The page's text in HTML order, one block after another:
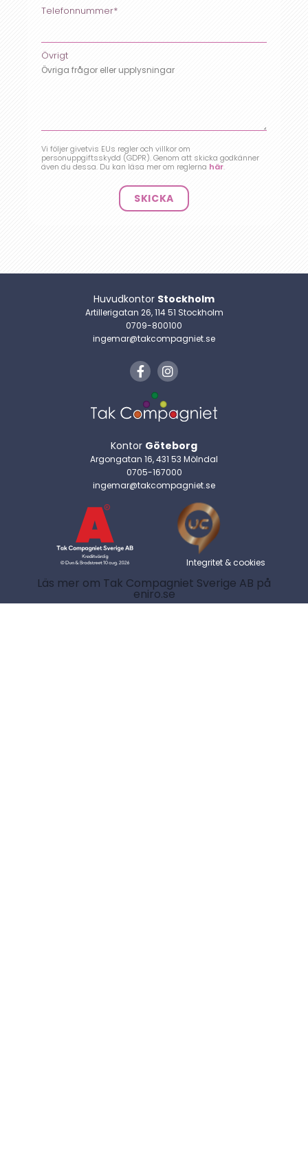
Telefonnummer*
Övrigt
Vi följer givetvis EUs regler och villkor om
personuppgiftsskydd (GDPR). Genom att skicka godkänner
även du dessa. Du kan läsa mer om reglerna här.
Huvudkontor Stockholm
Artillerigatan 26, 114 51 Stockholm
0709-800100
ingemar@takcompagniet.se
Kontor Göteborg
Argongatan 16, 431 53 Mölndal
0705-167000
ingemar@takcompagniet.se
Integritet & cookies
Läs mer om Tak Compagniet Sverige AB på
eniro.se